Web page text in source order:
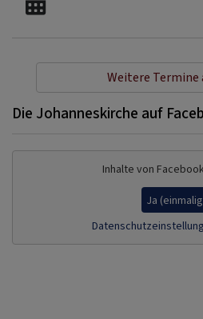
Weitere Termine
Die Johanneskirche auf
Inhalte von
Ja